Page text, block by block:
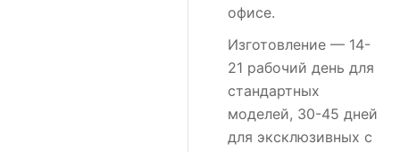
офисе.
Изготовление — 14-
21 рабочий день для
стандартных
моделей, 30-45 дней
для эксклюзивных с